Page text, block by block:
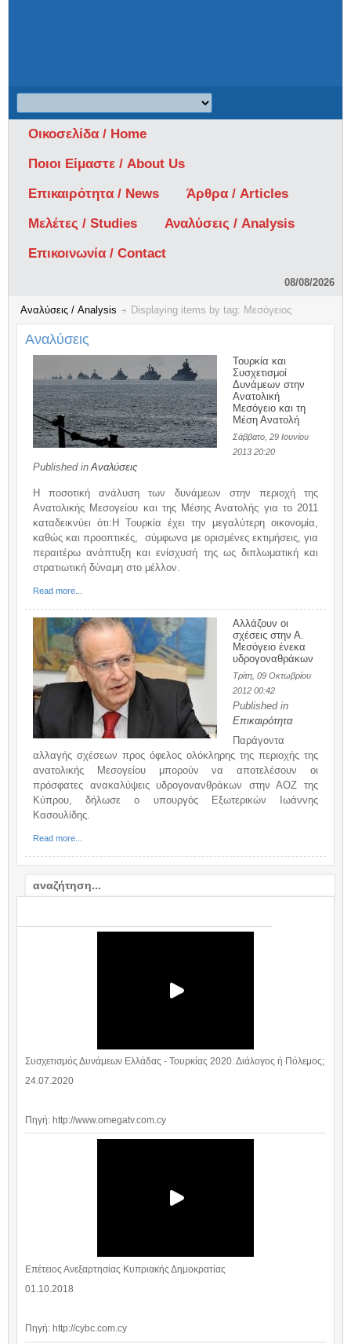
Οικοσελίδα / Home
Ποιοι Είμαστε / About Us
Επικαιρότητα / News
Άρθρα / Articles
Μελέτες / Studies
Αναλύσεις / Analysis
Επικοινωνία / Contact
08/08/2026
Αναλύσεις / Analysis Displaying items by tag: Μεσόγειος
Αναλύσεις
Τουρκία και
Συσχετισμοί
Δυνάμεων στην
Ανατολική
Μεσόγειο και τη
Μέση Ανατολή
Σάββατο, 29 Ιουνίου
2013 20:20
Published in Αναλύσεις
Η ποσοτική ανάλυση των δυνάμεων στην περιοχή της
Ανατολικής Μεσογείου και της Μέσης Ανατολής για το 2011
καταδεικνύει ότι:H Τουρκία έχει την μεγαλύτερη οικονομία,
καθώς και προοπτικές, σύμφωνα με ορισμένες εκτιμήσεις, για
περαιτέρω ανάπτυξη και ενίσχυσή της ως διπλωματική και
στρατιωτική δύναμη στο μέλλον.
Read more...
Αλλάζουν οι
σχέσεις στην Α.
Μεσόγειο ένεκα
υδρογοναθράκων
Τρίτη, 09 Οκτωβρίου
2012 00:42
Published in
Επικαιρότητα
Παράγοντα
αλλαγής σχέσεων προς όφελος ολόκληρης της περιοχής της
ανατολικής Μεσογείου μπορούν να αποτελέσουν οι
πρόσφατες ανακαλύψεις υδρογονανθράκων στην ΑΟΖ της
Κύπρου, δήλωσε ο υπουργός Εξωτερικών Ιωάννης
Κασουλίδης.
Read more...
Συσχετισμός Δυνάμεων Ελλάδας - Τουρκίας 2020. Διάλογος ή Πόλεμος;
24.07.2020
Πηγή: http://www.omegatv.com.cy
Επέτειος Ανεξαρτησίας Κυπριακής Δημοκρατίας
01.10.2018
Πηγή: http://cybc.com.cy